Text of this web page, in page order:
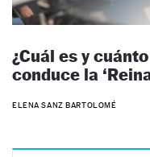
¿Cuál es y
conduce la
ELENA SANZ BARTOLOMÉ